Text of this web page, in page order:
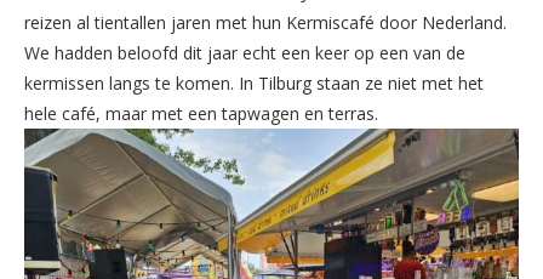
reizen al tientallen jaren met hun Kermiscafé door Nederland.
We hadden beloofd dit jaar echt een keer op een van de
kermissen langs te komen. In Tilburg staan ze niet met het
hele café, maar met een tapwagen en terras.